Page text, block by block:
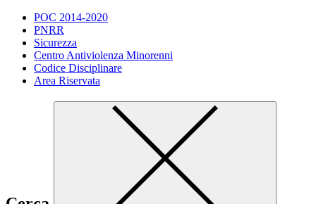
POC 2014-2020
PNRR
Sicurezza
Centro Antiviolenza Minorenni
Codice Disciplinare
Area Riservata